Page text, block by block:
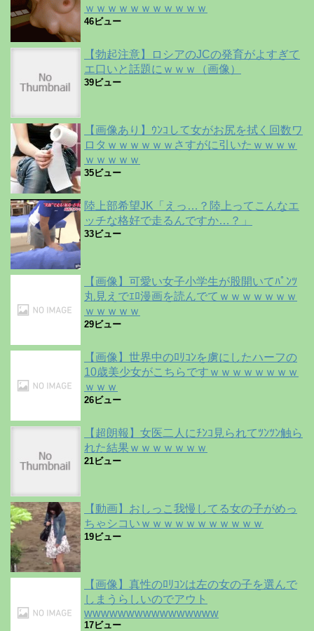
ｗｗｗｗｗｗｗｗｗｗｗ
46ビュー
【勃起注意】ロシアのJCの発育がよすぎて
エ口いと話題にｗｗｗ（画像）
39ビュー
【画像あり】ｳﾝｺして女がお尻を拭く回数ワ
ロタｗｗｗｗｗｗさすがに引いたｗｗｗｗ
ｗｗｗｗｗ
35ビュー
陸上部希望JK「えっ…？陸上ってこんなエ
ッチな格好で走るんですか…？」
33ビュー
【画像】可愛い女子小学生が股開いてﾊﾟﾝﾂ
丸見えでｴﾛ漫画を読んでてｗｗｗｗｗｗｗ
ｗｗｗｗｗ
29ビュー
【画像】世界中のﾛﾘｺﾝを虜にしたハーフの
10歳美少女がこちらですｗｗｗｗｗｗｗｗ
ｗｗｗ
26ビュー
【超朗報】女医二人にﾁﾝｺ見られてﾂﾝﾂﾝ触ら
れた結果ｗｗｗｗｗｗｗ
21ビュー
【動画】おしっこ我慢してる女の子がめっ
ちゃシコいｗｗｗｗｗｗｗｗｗｗｗ
19ビュー
【画像】真性のﾛﾘｺﾝは左の女の子を選んで
しまうらしいのでアウト
wwwwwwwwwwwwwwww
17ビュー